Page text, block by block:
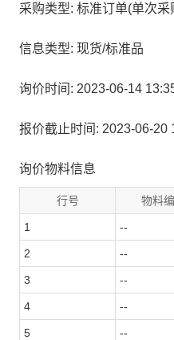
采购类型: 标准订单(单次采
信息类型: 现货/标准品
询价时间: 2023-06-14
报价截止时间: 2023-06-20
询价物料信息
行号 物料
1 --
2 --
3 --
4 --
5 --